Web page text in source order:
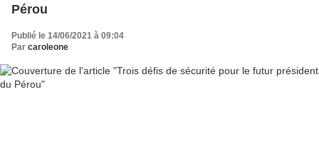
Pérou
Publié le 14/06/2021 à 09:04
Par caroleone